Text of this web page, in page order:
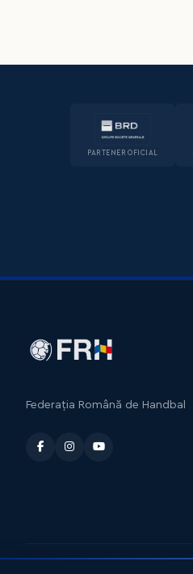
PARTENER OFICIAL
Federația Română de Handbal